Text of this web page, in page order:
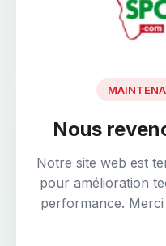
Nous
Notre site web est
pour amélioration
performance.